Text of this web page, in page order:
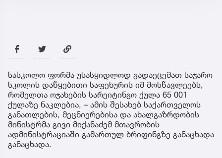
სასკოლო ფორმა უსასყიდლოდ გადაეცემათ საჯარო
სკოლის დაწყებითი საფეხურის იმ მოსწავლეებს,
რომელთა ოჯახების სარეიტინგო ქულა 65 001
ქულაზე ნაკლებია, – ამის შესახებ საქართველოს
განათლების, მეცნიერებისა და ახალგაზრდობის
მინისტრმა გივი მიქანაძემ მთავრობის
ადმინისტრაციაში გამართულ ბრიფინგზე განაცხადა
განაცხადა.